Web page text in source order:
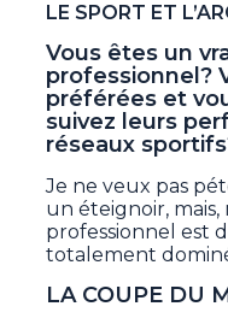
LE SPORT ET
Vous êtes un
professionnel?
préférées et
suivez leurs
réseaux
Je ne veux pas
un éteignoir,
professionnel est
totalement
LA COUPE DU